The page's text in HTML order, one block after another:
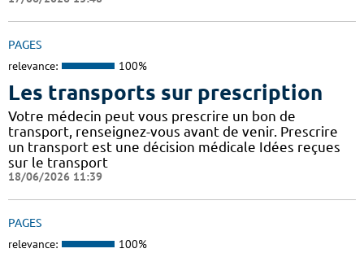
PAGES
relevance: 100%
Les transports sur prescription
Votre médecin peut vous prescrire un bon de
transport, renseignez-vous avant de venir. Prescrire
un transport est une décision médicale Idées reçues
sur le transport
18/06/2026 11:39
PAGES
relevance: 100%